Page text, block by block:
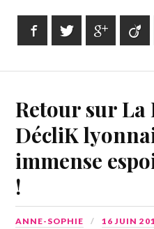
FacebookTwitter Google+
Retour sur La
DécliK
immense
!
ANNE-SOPHIE 16 JUIN